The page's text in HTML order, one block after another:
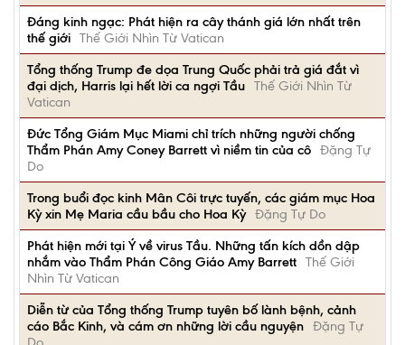
Đáng kinh ngạc: Phát hiện ra cây thánh giá lớn nhất trên
thế giới Thế Giới Nhìn Từ Vatican
Tổng thống Trump đe dọa Trung Quốc phải trả giá đắt vì
đại dịch, Harris lại hết lời ca ngợi Tầu Thế Giới Nhìn Từ
Vatican
Đức Tổng Giám Mục Miami chỉ trích những người chống
Thẩm Phán Amy Coney Barrett vì niềm tin của cô Đặng Tự
Do
Trong buổi đọc kinh Mân Côi trực tuyến, các giám mục Hoa
Kỳ xin Mẹ Maria cầu bầu cho Hoa Kỳ Đặng Tự Do
Phát hiện mới tại Ý về virus Tầu. Những tấn kích dồn dập
nhắm vào Thẩm Phán Công Giáo Amy Barrett Thế Giới
Nhìn Từ Vatican
Diễn từ của Tổng thống Trump tuyên bố lành bệnh, cảnh
cáo Bắc Kinh, và cám ơn những lời cầu nguyện Đặng Tự